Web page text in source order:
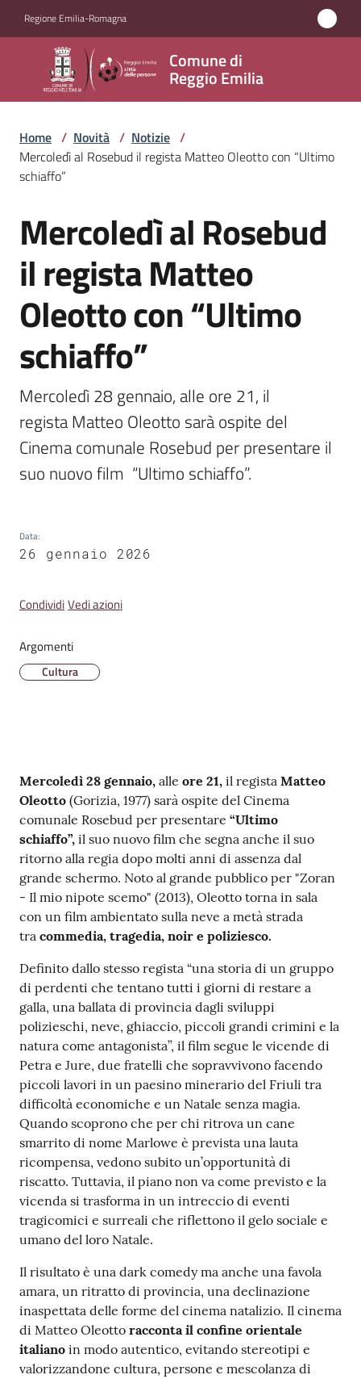
Regione Emilia-Romagna
Comune di
Reggio Emilia
Comune
di
Reggio
Emilia
Servizi
Novità
Menu selezionato
Vivere
Reggio
Emilia
Tutti
T
i
m
o
n
t
i
Seguici
su
Home / Novità / Notizie /
Mercoledì al Rosebud il regista Matteo Oleotto con “Ultimo
schiaffo”
Salta al contenuto
Mercoledì al Rosebud
il regista Matteo
Oleotto con “Ultimo
schiaffo”
Mercoledì 28 gennaio, alle ore 21, il
regista Matteo Oleotto sarà ospite del
Cinema comunale Rosebud per presentare il
suo nuovo film  “Ultimo schiaffo”.
Data:
26 gennaio 2026
CondividiVedi azioni
Argomenti
Cultura
Contenuto
Mercoledì 28 gennaio, alle ore 21, il regista Matteo
Oleotto (Gorizia, 1977) sarà ospite del Cinema
comunale Rosebud per presentare “Ultimo
schiaffo”, il suo nuovo film che segna anche il suo
ritorno alla regia dopo molti anni di assenza dal
grande schermo. Noto al grande pubblico per "Zoran
- Il mio nipote scemo" (2013), Oleotto torna in sala
con un film ambientato sulla neve a metà strada
tra commedia, tragedia, noir e poliziesco.
Definito dallo stesso regista “una storia di un gruppo
di perdenti che tentano tutti i giorni di restare a
galla, una ballata di provincia dagli sviluppi
polizieschi, neve, ghiaccio, piccoli grandi crimini e la
natura come antagonista”, il film segue le vicende di
Petra e Jure, due fratelli che sopravvivono facendo
piccoli lavori in un paesino minerario del Friuli tra
difficoltà economiche e un Natale senza magia.
Quando scoprono che per chi ritrova un cane
smarrito di nome Marlowe è prevista una lauta
ricompensa, vedono subito un’opportunità di
riscatto. Tuttavia, il piano non va come previsto e la
vicenda si trasforma in un intreccio di eventi
tragicomici e surreali che riflettono il gelo sociale e
umano del loro Natale.
Il risultato è una dark comedy ma anche una favola
amara, un ritratto di provincia, una declinazione
inaspettata delle forme del cinema natalizio. Il cinema
di Matteo Oleotto racconta il confine orientale
italiano in modo autentico, evitando stereotipi e
valorizzandone cultura, persone e mescolanza di